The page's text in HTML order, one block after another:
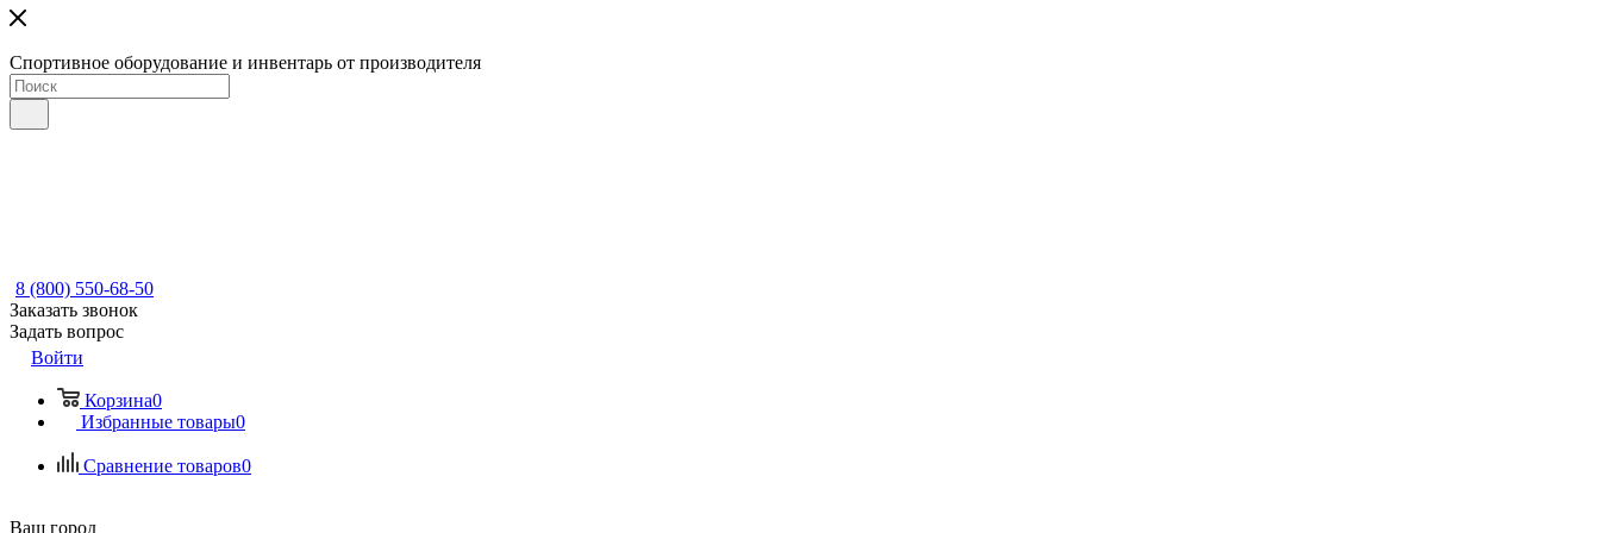
Спортивное оборудование и инвентарь от производителя
8 (800) 550-68-50
Заказать звонок
Задать вопрос
Войти
Корзина0
Избранные товары0
Сравнение товаров0
Ваш город